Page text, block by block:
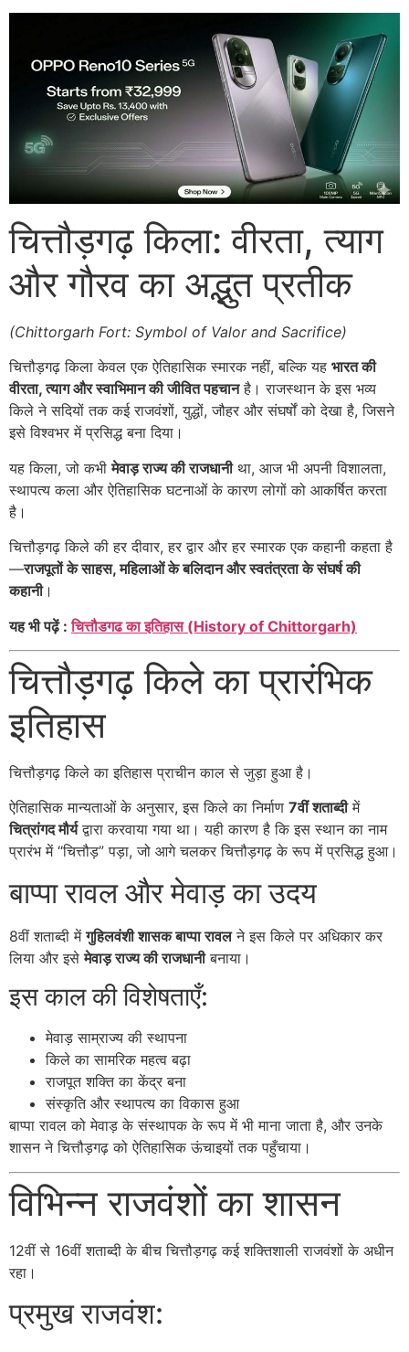
चित्तौड़गढ़ किला: वीरता, त्याग
और गौरव का अद्भुत प्रतीक
(Chittorgarh Fort: Symbol of Valor and Sacrifice)
चित्तौड़गढ़ किला केवल एक ऐतिहासिक स्मारक नहीं, बल्कि यह भारत की
वीरता, त्याग और स्वाभिमान की जीवित पहचानहै। राजस्थान के इस भव्य
किले ने सदियों तक कई राजवंशों, युद्धों, जौहर और संघर्षों को देखा है, जिसने
इसे विश्वभर में प्रसिद्ध बना दिया।
यह किला, जो कभीमेवाड़ राज्य की राजधानीथा, आज भी अपनी विशालता,
स्थापत्य कला और ऐतिहासिक घटनाओं के कारण लोगों को आकर्षित करता
है।
चित्तौड़गढ़ किले की हर दीवार, हर द्वार और हर स्मारक एक कहानी कहता है
—राजपूतों के साहस, महिलाओं के बलिदान और स्वतंत्रता के संघर्ष की
कहानी।
यह भी पढ़ें :चित्तौडगढ का इतिहास (History of Chittorgarh)
चित्तौड़गढ़ किले का प्रारंभिक
इतिहास
चित्तौड़गढ़ किले का इतिहास प्राचीन काल से जुड़ा हुआ है।
ऐतिहासिक मान्यताओं के अनुसार, इस किले का निर्माण 7वीं शताब्दीमें
चित्रांगद मौर्यद्वारा करवाया गया था। यही कारण है कि इस स्थान का नाम
प्रारंभ में “चित्तौड़” पड़ा, जो आगे चलकर चित्तौड़गढ़ के रूप में प्रसिद्ध हुआ।
बाप्पा रावल और मेवाड़ का उदय
8वीं शताब्दी मेंगुहिलवंशी शासक बाप्पा रावलने इस किले पर अधिकार कर
लिया और इसेमेवाड़ राज्य की राजधानीबनाया।
इस काल की विशेषताएँ:
मेवाड़ साम्राज्य की स्थापना
किले का सामरिक महत्व बढ़ा
राजपूत शक्ति का केंद्र बना
संस्कृति और स्थापत्य का विकास हुआ
बाप्पा रावल को मेवाड़ के संस्थापक के रूप में भी माना जाता है, और उनके
शासन ने चित्तौड़गढ़ को ऐतिहासिक ऊंचाइयों तक पहुँचाया।
विभिन्न राजवंशों का शासन
12वीं से 16वीं शताब्दी के बीच चित्तौड़गढ़ कई शक्तिशाली राजवंशों के अधीन
रहा।
प्रमुख राजवंश: